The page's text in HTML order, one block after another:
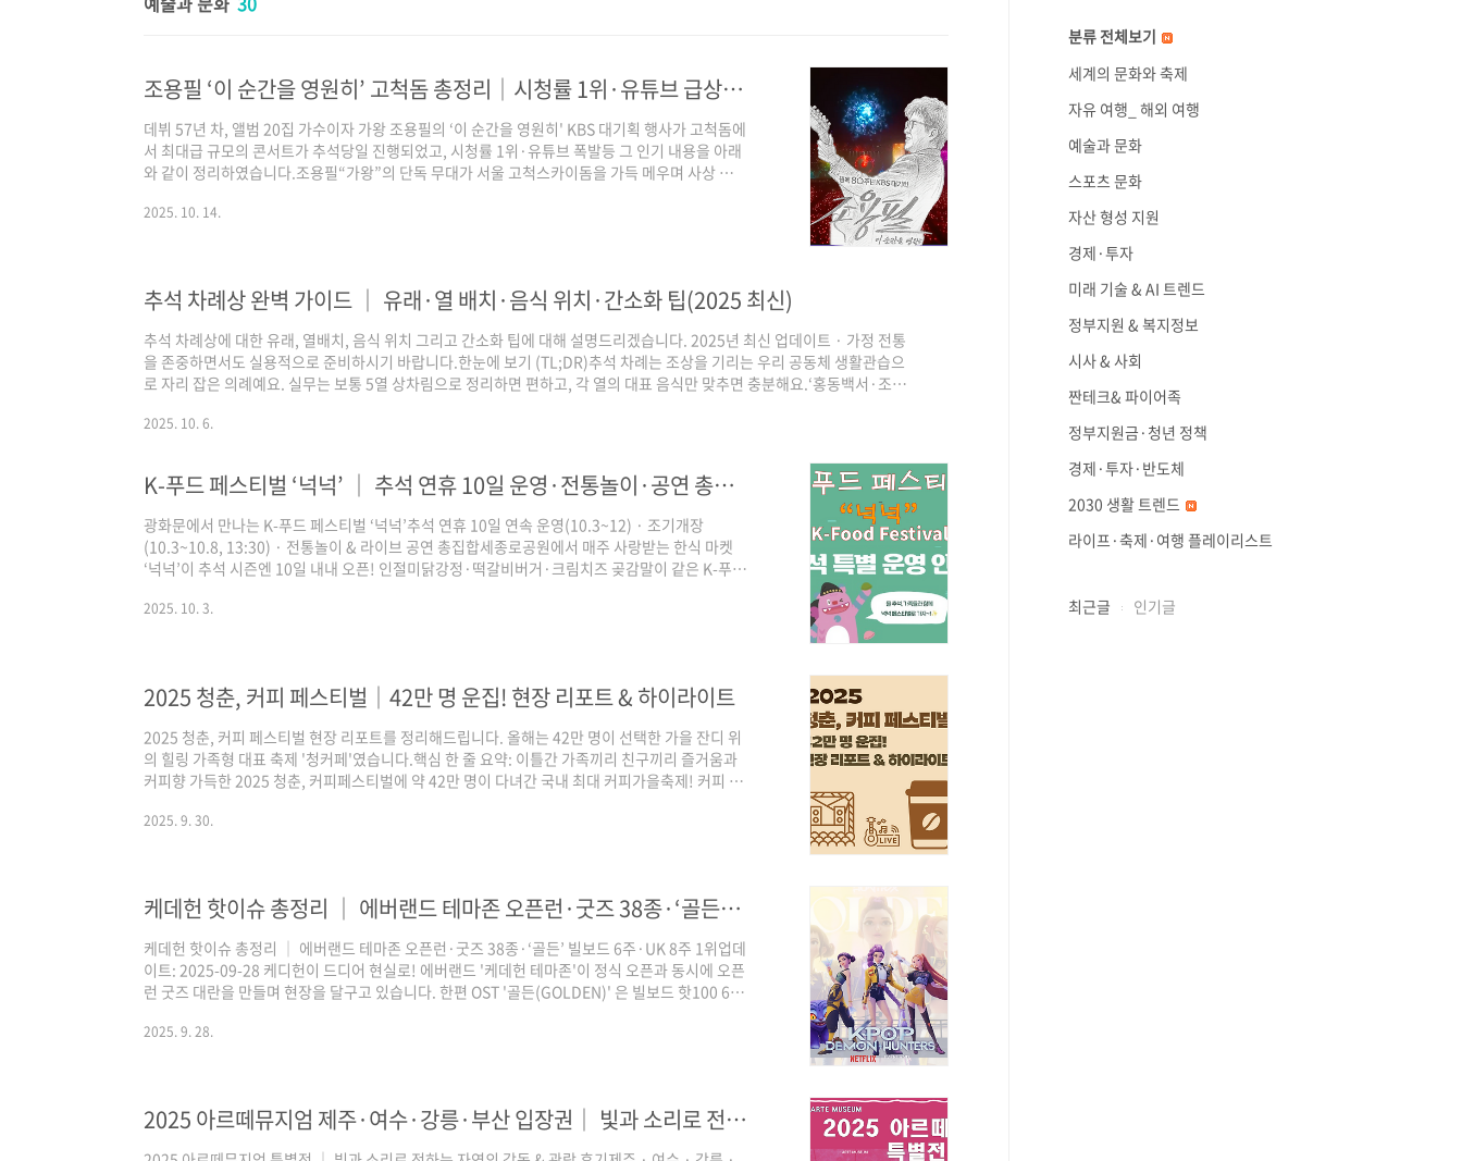
조용필 ‘이 순간을 영원히’ 고척돔 총정리│시청률 1위·유튜브 급상승 + 전국투어 티켓예매(부산·대구·인천·광주)
데뷔 57년 차, 앨범 20집 가수이자 가왕 조용필의 ‘이 순간을 영원히' KBS 대기획 행사가 고척돔에
서 최대급 규모의 콘서트가 추석당일 진행되었고, 시청률 1위·유튜브 폭발등 그 인기 내용을 아래
와 같이 정리하였습니다.조용필“가왕”의 단독 무대가 서울 고척스카이돔을 가득 메우며 사상 손에
18.2%로 동시간대 1위를 기록했고, 유튜브에서는 급상승 3위·관심도 100까지 치솟으며 세대를
2025. 10. 14.
추석 차례상 완벽 가이드 │ 유래·열 배치·음식 위치·간소화 팁(2025 최신)
추석 차례상에 대한 유래, 열배치, 음식 위치 그리고 간소화 팁에 대해 설명드리겠습니다. 2025년 최신 업데이트 · 가정 전통
을 존중하면서도 실용적으로 준비하시기 바랍니다.한눈에 보기 (TL;DR)추석 차례는 조상을 기리는 우리 공동체 생활관습으
로 자리 잡은 의례예요. 실무는 보통 5열 상차림으로 정리하면 편하고, 각 열의 대표 음식만 맞추면 충분해요.‘홍동백서·조율
하세요. 요즘은 간소화 권장 분위기! 계절 과일·대표 탕·대표 전만으로도 충분합니다. 1) 추석 차례의 유래와 의미추석(음력
2025. 10. 6.
K-푸드 페스티벌 ‘넉넉’ │ 추석 연휴 10일 운영·전통놀이·공연 총정리
광화문에서 만나는 K-푸드 페스티벌 ‘넉넉’추석 연휴 10일 연속 운영(10.3~12) · 조기개장
(10.3~10.8, 13:30) · 전통놀이 & 라이브 공연 총집합세종로공원에서 매주 사랑받는 한식 마켓
‘넉넉’이 추석 시즌엔 10일 내내 오픈! 인절미닭강정·떡갈비버거·크림치즈 곶감말이 같은 K-푸드
토팁을 한 번에 준비하세요. (공식:여기로 입장 K-푸드페스티벌 넉넉)핵심 요약기간 : 10.3(금) ~
2025. 10. 3.
2025 청춘, 커피 페스티벌│42만 명 운집! 현장 리포트 & 하이라이트
2025 청춘, 커피 페스티벌 현장 리포트를 정리해드립니다. 올해는 42만 명이 선택한 가을 잔디 위
의 힐링 가족형 대표 축제 '청커페'였습니다.핵심 한 줄 요약: 이틀간 가족끼리 친구끼리 즐거움과
커피향 가득한 2025 청춘, 커피페스티벌에 약 42만 명이 다녀간 국내 최대 커피가을축제! 커피 3
숫자로 본 2025 청춘, 커피 페스티벌올해 주제는 '오늘도, 기분좋은 중독'이었습니다. 기분 좋은
2025. 9. 30.
케데헌 핫이슈 총정리 │ 에버랜드 테마존 오픈런·굿즈 38종·‘골든’ 빌보드 6주·UK 8주 1위
케데헌 핫이슈 총정리 │ 에버랜드 테마존 오픈런·굿즈 38종·‘골든’ 빌보드 6주·UK 8주 1위업데
이트: 2025-09-28 케디헌이 드디어 현실로! 에버랜드 '케데헌 테마존'이 정식 오픈과 동시에 오픈
런 굿즈 대란을 만들며 현장을 달구고 있습니다. 한편 OST '골든(GOLDEN)' 은 빌보드 핫100 6주
세트 체험 · 포토스팟 · 굿즈 38종 핵심과 최신 차트 기록까지, 케데헌 팬이라면 꼭 알아야할 포인
2025. 9. 28.
2025 아르떼뮤지엄 제주·여수·강릉·부산 입장권│ 빛과 소리로 전하는 감동
분류 전체보기
세계의 문화와 축제
자유 여행_ 해외 여행
예술과 문화
스포츠 문화
자산 형성 지원
경제·투자
미래 기술 & AI 트렌드
정부지원 & 복지정보
시사 & 사회
짠테크& 파이어족
정부지원금·청년 정책
경제·투자·반도체
2030 생활 트렌드
라이프·축제·여행 플레이리스트
최근글 인기글